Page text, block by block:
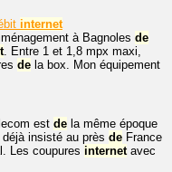
internet
à Bagnoles de
. Entre 1 et 1,8 mpx maxi,
de la box. Mon équipement
est de la même époque
insisté au près de France
Les coupures internetavec